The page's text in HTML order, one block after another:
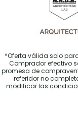
*Oferta válida solo para
Comprador efectivo
promesa de
referidor no
modificar las